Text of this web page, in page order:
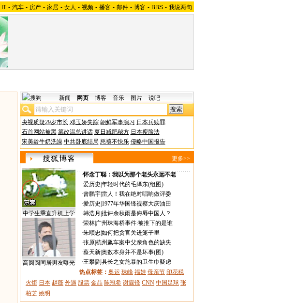
IT - 汽车 - 房产 - 家居 - 女人 - 视频 - 播客 - 邮件 - 博客 - BBS - 我说两句
新闻 网页 博客 音乐 图片 说吧
央视质疑29岁市长 邓玉娇失踪 朝鲜军事演习 日本兵赎罪
石首网站被黑 篡改温总讲话 夏日减肥秘方 日本瘦脸法
宋美龄牛奶洗澡 中共卧底结局 慈禧不快乐 侵略中国报告
更多>>
中学生乘直升机上学
高圆圆同居男友曝光
·怀念丁聪：我以为那个老头永远不老
·爱历史 年轻时代的毛泽东(组图)
·曾鹏宇|雷人！我在绝对唱响做评委
·爱历史 1977年华国锋视察大庆油田
·韩浩月 批评余秋雨是侮辱中国人？
·荣林| 广州珠海桥事件:被推下的是谁
·朱顺忠 如何把贪官关进笼子里
·张原|杭州飙车案中父亲角色的缺失
·蔡天新|奥数本身并不是坏事(图)
·王攀|副县长之女施暴的卫生巾疑虑
热点标签： 奥运 珠峰 福娃 母亲节 印花税
火炬 日本 赵薇 外遇 股票 金晶 陈冠希 谢霆锋 CNN 中国足球 张
柏芝 姚明